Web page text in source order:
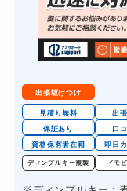
（豊山町）|豊
長久手市|額田
出張駆けつけ
見積り無料 出
保証あり
口
資格保有者在籍
即日
ディンプルキー複製 イモ